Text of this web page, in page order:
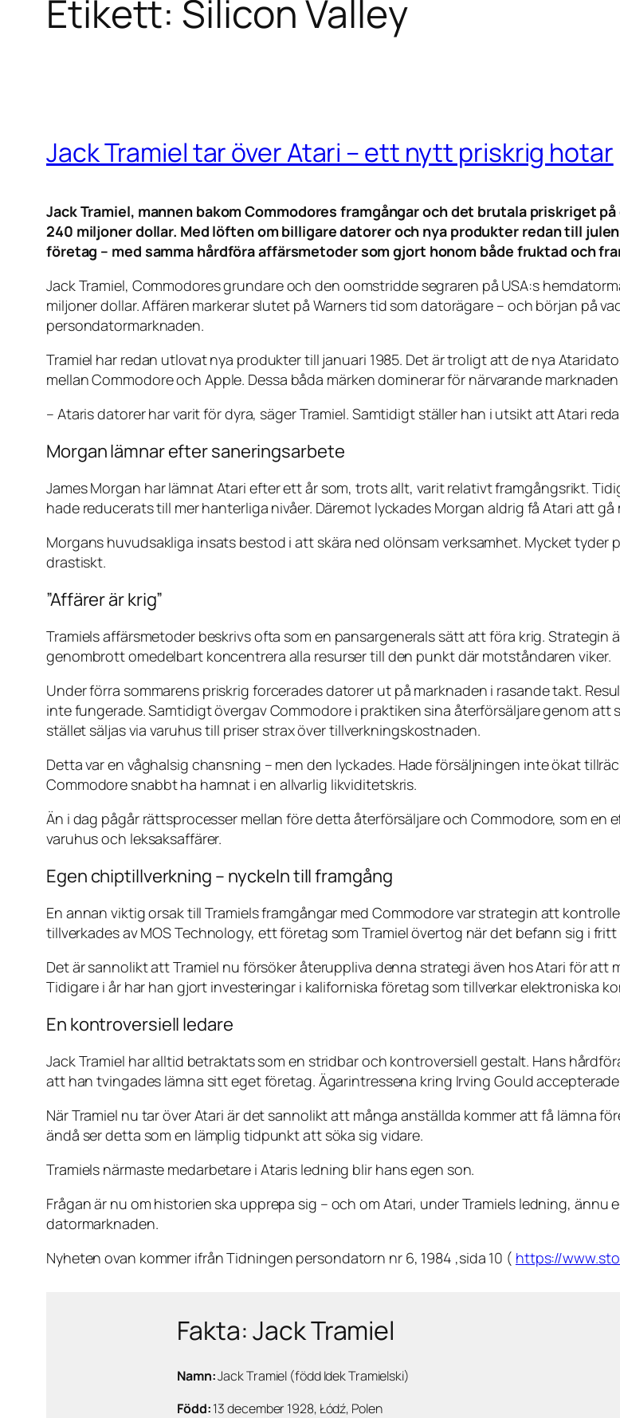
Etikett: Silicon Valley
Jack Tramiel tar över Atari – ett nytt priskrig hotar
Jack Tramiel, mannen bakom Commodores framgångar och det brutala priskriget
240 miljoner dollar. Med löften om billigare datorer och nya produkter redan till
företag – med samma hårdföra affärsmetoder som gjort honom både fruktad och
Jack Tramiel, Commodores grundare och den oomstridde segraren på USA:s
miljoner dollar. Affären markerar slutet på Warners tid som datorägare – och början på
persondatormarknaden.
Tramiel har redan utlovat nya produkter till januari 1985. Det är troligt att de nya
mellan Commodore och Apple. Dessa båda märken dominerar för närvarande
– Ataris datorer har varit för dyra, säger Tramiel. Samtidigt ställer han i utsikt att Atari
Morgan lämnar efter saneringsarbete
James Morgan har lämnat Atari efter ett år som, trots allt, varit relativt framgångsrikt.
hade reducerats till mer hanterliga nivåer. Däremot lyckades Morgan aldrig få Atari att gå
Morgans huvudsakliga insats bestod i att skära ned olönsam verksamhet. Mycket
drastiskt.
”Affärer är krig”
Tramiels affärsmetoder beskrivs ofta som en pansargenerals sätt att föra krig.
genombrott omedelbart koncentrera alla resurser till den punkt där motståndaren viker.
Under förra sommarens priskrig forcerades datorer ut på marknaden i rasande takt.
inte fungerade. Samtidigt övergav Commodore i praktiken sina återförsäljare genom att
stället säljas via varuhus till priser strax över tillverkningskostnaden.
Detta var en våghalsig chansning – men den lyckades. Hade försäljningen inte ökat
Commodore snabbt ha hamnat i en allvarlig likviditetskris.
Än i dag pågår rättsprocesser mellan före detta återförsäljare och Commodore, som en
varuhus och leksaksaffärer.
Egen chiptillverkning – nyckeln till framgång
En annan viktig orsak till Tramiels framgångar med Commodore var strategin att
tillverkades av MOS Technology, ett företag som Tramiel övertog när det befann sig i fritt
Det är sannolikt att Tramiel nu försöker återuppliva denna strategi även hos Atari för
Tidigare i år har han gjort investeringar i kaliforniska företag som tillverkar elektroniska
En kontroversiell ledare
Jack Tramiel har alltid betraktats som en stridbar och kontroversiell gestalt. Hans
att han tvingades lämna sitt eget företag. Ägarintressena kring Irving Gould
När Tramiel nu tar över Atari är det sannolikt att många anställda kommer att få lämna
ändå ser detta som en lämplig tidpunkt att söka sig vidare.
Tramiels närmaste medarbetare i Ataris ledning blir hans egen son.
Frågan är nu om historien ska upprepa sig – och om Atari, under Tramiels ledning, ännu
datormarknaden.
Nyheten ovan kommer ifrån Tidningen persondatorn nr 6, 1984 ,sida 10 ( https://
Fakta: Jack Tramiel
Namn:Jack Tramiel (född Idek Tramielski)
Född:13 december 1928, Łódź, Polen